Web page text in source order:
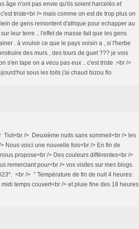
âge n'ont pas envie qu'ils soient harcelés et
triste<br /> mais comme on est de trop plus on
de gens remontent d'afrique pour echapper au
leur terre .. l'effet de masse fait que les gens
. à vouloir ce que le pays voisin a , si l'herbe
des murs , des tours de guet ??? je vois
s'en tape on a vecu pas eux .. c'est triste .<br />
sous les toits j'ai chaud bizou flo
/> Deuxième nuits sans sommeil<br /> les
Nous voici une nouvelle fois<br /> En fin de
propose<br /> Des couleurs différentes<br />
remerciant pour<br /> vos visites sur mes blogs.
<br /> ° Température de fin de nuit 4 heures:
temps couvert<br /> et pluie fine des 18 heures